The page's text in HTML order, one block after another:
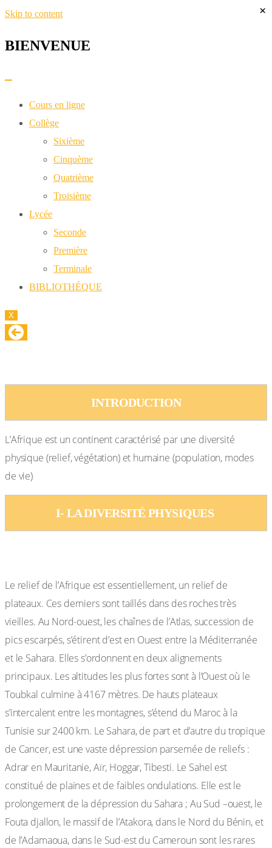
Skip to content
BIENVENUE​
Cours en ligne
Collège
Sixième
Cinquème
Quatrième
Troisième
Lycée
Seconde
Première
Terminale
BIBLIOTHÉQUE
X
INTRODUCTION
L’Afrique est un continent caractérisé par une diversité
physique (relief, végétation) et humaine (population, modes
de vie)
I- LA DIVERSITÉ PHYSIQUES
Le relief de l’Afrique est essentiellement, un relief de
plateaux. Ces derniers sont taillés dans des roches très
vieilles. Au Nord-ouest, les chaînes de l’Atlas, succession de
pics escarpés, s’étirent d’est en Ouest entre la Méditerranée
et le Sahara. Elles s’ordonnent en deux alignements
principaux. Les altitudes les plus fortes sont à l’Ouest où le
Toubkal culmine à 4167 mètres. De hauts plateaux
s’intercalent entre les montagnes, s’étend du Maroc à la
Tunisie sur 2400 km. Le Sahara, de part et d’autre du tropique
de Cancer, est une vaste dépression parsemée de reliefs :
Adrar en Mauritanie, Aïr, Hoggar, Tibesti. Le Sahel est
constitué de plaines et de faibles ondulations. Elle est le
prolongement de la dépression du Sahara ; Au Sud –ouest, le
Fouta djallon, le massif de l’Atakora, dans le Nord du Bénin, et
de l’Adamaoua, dans le Sud-est du Cameroun sont les rares
×